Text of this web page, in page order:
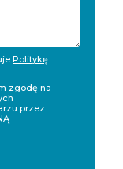
Politykę
zgodę na
przez